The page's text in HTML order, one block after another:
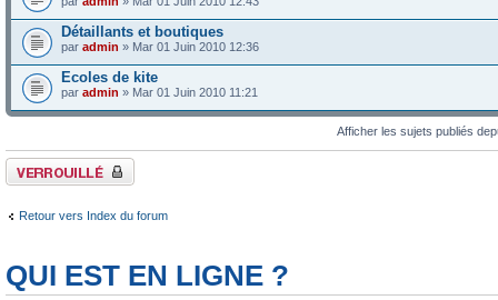
Détaillants et boutiques
par admin » Mar 01 Juin 2010 12:36
Ecoles de kite
par admin » Mar 01 Juin 2010 11:21
Afficher les sujets publiés
Forum verrouillé
Retour vers Index du forum
QUI EST EN LIGNE ?